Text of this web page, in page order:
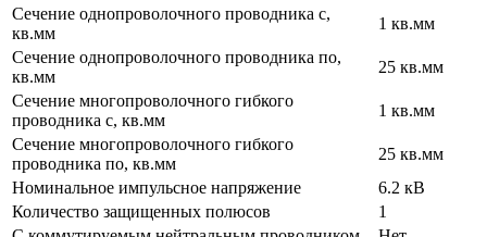
Сечение однопроволочного проводника с,
кв.мм
1 кв.мм
Сечение однопроволочного проводника по,
кв.мм
25 кв.мм
Сечение многопроволочного гибкого
проводника с, кв.мм
1 кв.мм
Сечение многопроволочного гибкого
проводника по, кв.мм
25 кв.мм
Номинальное импульсное напряжение
6.2 кВ
Количество защищенных полюсов
1